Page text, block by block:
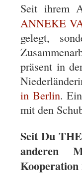
Seit ihrem
ANNEKE
gelegt,
präsent in
in Berlin.
mit den
Seit Du
anderen